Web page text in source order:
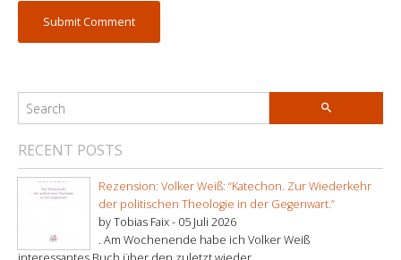
RECENT POSTS
Rezension: Volker Weiß: “Katechon. Zur Wiederkehr
der politischen Theologie in der Gegenwart.”
by Tobias Faix - 05 Juli 2026
. Am Wochenende habe ich Volker Weiß